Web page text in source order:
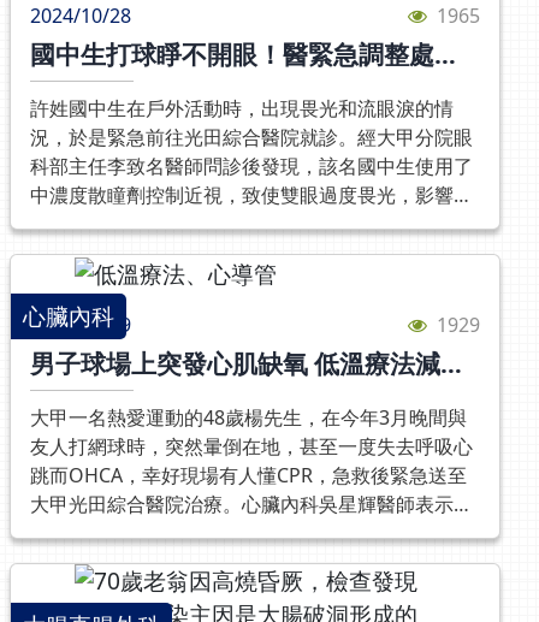
此不能因為患者的影像或各項數值正常，就代表患者
沒有問題，而是要針對患者面臨的實際困境對症治
療，除了藥物外更重視非藥物的治療，此外針對腦傷
的復健，未來將採一條龍的服務方式，為患者擬定治
療計畫，整合院內的各項醫療資源，提升患者就醫的
便利性。他舉例假使中風患者在取栓手術後，有活力
低落、情緒不佳的問題，就能使用靜脈雷射可針對細
胞修復與活化，再搭配經顱磁刺激(rTMS)活化腦神經
迴路，改善情緒，讓患者「有體力」、「有心情」
後，再面對接下來的體能訓練與復健，讓他們能盡速
回復日常生活的能力。而2023年醫療展，光田也特別
展出腦健康的全方位醫療，除了提醒民眾重視腦傷後
遺症外，更為民眾整合最周全的醫療資源，從檢測腦
迴路、到體驗復健腳踏車等，不少民眾在體驗後都直
呼有趣，此次更與共好夥伴如工研院、春耕國際有限
公司等攜手參展，投入對腦損傷後的復健及活化訓
練，希望能透過醫界與產業界的合作，讓腦部損傷患
者，也能重新接軌人生。
及記憶力減退，且開始出現憂鬱症狀，過去喜歡做的
事，都變得興致缺缺，身邊的親友都覺得車禍後的她
像是變成另一個人！為了找出問題，張姓少婦先找上
本院外科陳子勇院長，診斷後發現她有輕微蜘蛛膜下
腔出血，且因動眼神經異常造成大小眼，並出現「腦
震盪後症候群」（Post-concussion syndrome）。
由於當時張姓少婦已出現憂鬱等身心症狀超過二週，
擇用「重覆性經顱磁刺激術」（以下簡稱rTMS）來
改善憂鬱等症狀。楊主任表示，「腦震盪後症候群」
的病患不見得會有肢體無力或語言上的問題，但卻可
能出現以下三大症狀︰1.「身體」不適症狀︰如頭
暈、頭痛、耳鳴、失眠、平衡感下降、容易疲倦。2.
「認知」功能下降︰如恍神、注意力變差、 判斷力及
記憶力減退等。3.「情緒」不穩症狀︰如焦慮、易
怒、憂鬱、性格改變等。這三大症狀有時會持續數月
至數年，影響工作與人際關係，讓病患不勝其擾！楊
主任表示，rTMS是以神經科學原理，利用磁波改變
大腦神經細胞的動作電位，進而活化或調節大腦皮質
活性，使受傷或失調的神經細胞恢復正常機能，它能
幫藥物治療效果有限的身心疾病患者，例如憂鬱症，
2024/10/28 1965
國中生打球睜不開眼！醫緊急調整處方
救回視力
許姓國中生在戶外活動時，出現畏光和流眼淚的情
況，於是緊急前往光田綜合醫院就診。經大甲分院眼
科部主任李致名醫師問診後發現，該名國中生使用了
中濃度散瞳劑控制近視，致使雙眼過度畏光，影響戶
外運動。李醫師將其調整為低劑量散瞳劑後，成功減
輕畏光症狀，目前該學生的近視度數穩定在100度，
每月回診追蹤中狀況良好。在現今醫療技術中，已有
多種近視防控方法，然而許多家長對高度近視的潛在
風險仍認識不足。李致名醫師指出，高度近視不僅會
導致視力模糊，同時與青光眼、白內障、視網膜剝離
等眼疾有密切關聯。因此，從兒童階段預防高度近
視，至關重要。雖雷射手術能矯正成年後的視力，但
無法修復由高度近視引發的眼軸增長。現階段的防控
措施應聚焦於兒童和青少年的視力保護，減少未來高
度近視引發的併發症風險。李致名醫師指出常見的防
控方法包括各種低至高濃度的長效型散瞳劑、角膜塑
型片、日拋週邊離焦軟式隱形眼鏡和週邊離焦眼鏡
等。長效型散瞳劑可根據年齡、近視加重風險及速
心臟內科
2024/09/19 1929
男子球場上突發心肌缺氧 低溫療法減緩
損傷立大功
大甲一名熱愛運動的48歲楊先生，在今年3月晚間與
友人打網球時，突然暈倒在地，甚至一度失去呼吸心
跳而OHCA，幸好現場有人懂CPR，急救後緊急送至
大甲光田綜合醫院治療。心臟內科吳星輝醫師表示，
楊先生到院檢查時，心電圖未顯示心肌梗塞或缺氧的
現象，心臟超音波檢查也正常，團隊先以低溫療法為
楊先生減緩腦部缺氧的狀況。在經過後續檢查，發現